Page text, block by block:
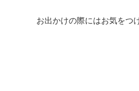
お出かけの際にはお気をつ